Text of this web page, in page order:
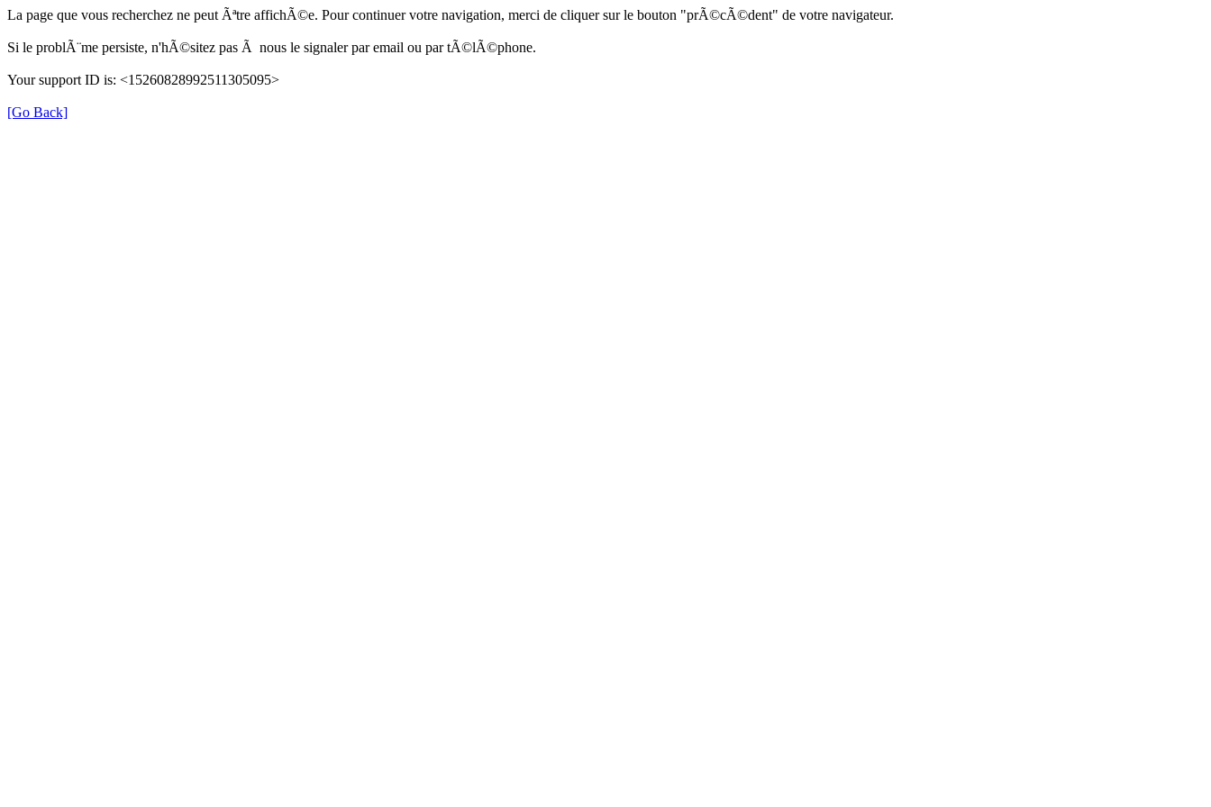
La page que vous recherchez ne peut Ãªtre affichÃ©e. Pour continuer votre navigation, merci de cliquer sur le bouton "prÃ©cÃ©dent" de votre navigateur.
Si le problÃ¨me persiste, n'hÃ©sitez pas Ã nous le signaler par email ou par tÃ©lÃ©phone.
Your support ID is: <15260828992511305095>
[Go Back]